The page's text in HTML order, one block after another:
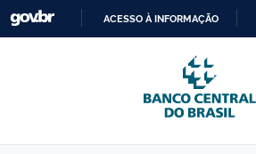
Skip to main content
PARA
O
CONTEÚDO
ACESSO À INFORMAÇÃO